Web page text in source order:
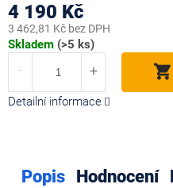
4 190 Kč
3 462,81 Kč bez DPH
Měrná
Skladem (>5 ks)
Detailní informace
Popis Hodnocení